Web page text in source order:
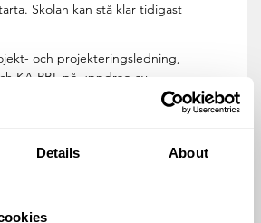
Details About
Skolan kan stå klar tidigast
och projekteringsledning,
KA PBL på uppdrag av
Projekt- och